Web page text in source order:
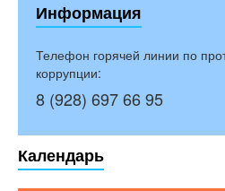
Информация
Телефон горячей линии по
коррупции:
8 (928) 697 66 95
Календарь